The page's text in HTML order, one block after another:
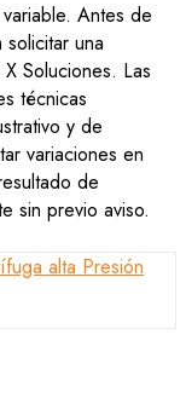
Antes de
una
Soluciones. Las
técnicas
y de
variaciones en
de
sin previo aviso.